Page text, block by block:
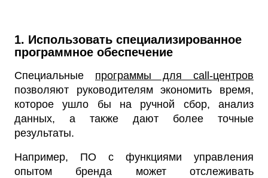
1. Использовать специализированное
программное обеспечение
Специальные программы для call-центров
позволяют руководителям экономить время,
которое ушло бы на ручной сбор, анализ
данных, а также дают более точные
результаты.
Например, ПО с функциями управления
опытом бренда может отслеживать